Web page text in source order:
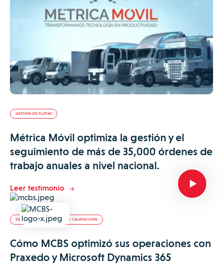
GESTIÓN DE FLOTAS
Métrica Móvil optimiza la gestión y el
seguimiento de más de 35,000 órdenes de
trabajo anuales a nivel nacional.
Leer testimonio
SISTEMAS DE CLIMATIZACIÓN Y CALEFACCIÓN
Cómo MCBS optimizó sus operaciones con
Praxedo y Microsoft Dynamics 365